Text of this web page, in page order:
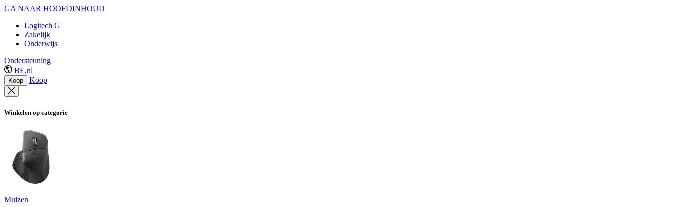
GA NAAR HOOFDINHOUD
Logitech G
Zakelijk
Onderwijs
Ondersteuning
BE,nl
Koop Koop
Winkelen op categorie
Muizen